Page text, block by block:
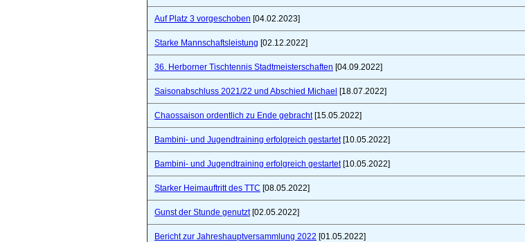
Auf Platz 3 vorgeschoben [04.02.2023]
Starke Mannschaftsleistung [02.12.2022]
36. Herborner Tischtennis Stadtmeisterschaften [04.09.2022]
Saisonabschluss 2021/22 und Abschied Michael [18.07.2022]
Chaossaison ordentlich zu Ende gebracht[15.05.2022]
Bambini- und Jugendtraining erfolgreich gestartet[10.05.2022]
Bambini- und Jugendtraining erfolgreich gestartet[10.05.2022]
Starker Heimauftritt des TTC [08.05.2022]
Gunst der Stunde genutzt[02.05.2022]
Bericht zur Jahreshauptversammlung 2022 [01.05.2022]